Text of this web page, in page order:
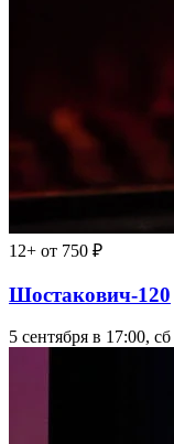
12+ от 750 ₽
Шостакович-120
5 сентября в 17:00, сб